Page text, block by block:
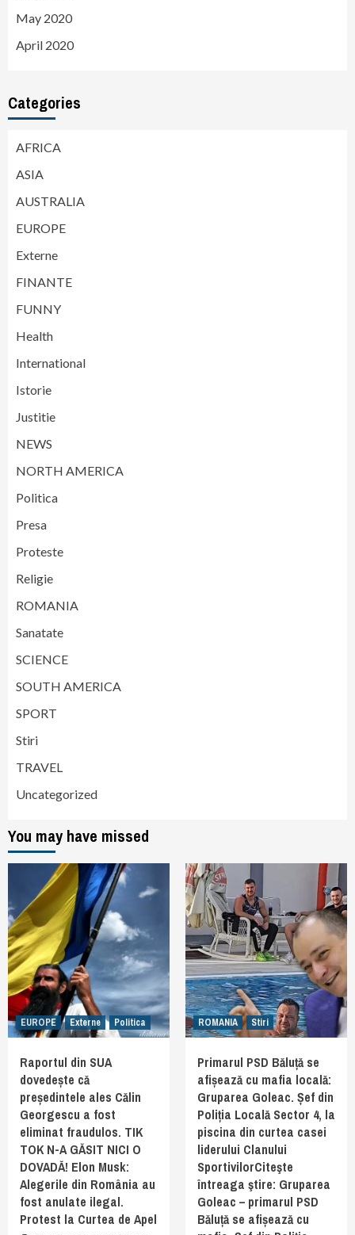
May 2020
April 2020
Categories
AFRICA
ASIA
AUSTRALIA
EUROPE
Externe
FINANTE
FUNNY
Health
International
Istorie
Justitie
NEWS
NORTH AMERICA
Politica
Presa
Proteste
Religie
ROMANIA
Sanatate
SCIENCE
SOUTH AMERICA
SPORT
Stiri
TRAVEL
Uncategorized
You may have missed
EUROPE Externe Politica
Raportul din SUA
dovedește că
președintele ales Călin
Georgescu a fost
eliminat fraudulos. TIK
TOK N-A GĂSIT NICI O
DOVADĂ! Elon Musk:
Alegerile din România au
fost anulate ilegal.
Protest la Curtea de Apel
ROMANIA Stiri
Primarul PSD Băluță se
afișează cu mafia locală:
Gruparea Goleac. Șef din
Poliția Locală Sector 4, la
piscina din curtea casei
liderului Clanului
SportivilorCiteşte
întreaga ştire: Gruparea
Goleac – primarul PSD
Băluță se afișează cu